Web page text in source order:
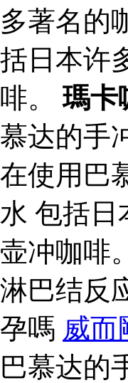
多著名的
括日本许
啡。瑪卡
慕达的手
在使用巴
水 包括
壶冲咖啡
淋巴结反
孕嗎 威而
巴慕达的